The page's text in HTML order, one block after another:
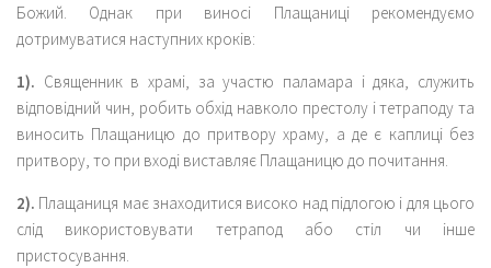
Божий. Однак при виносі Плащаниці рекомендуємо
дотримуватися наступних кроків:
1). Священник в храмі, за участю паламара і дяка, служить
відповідний чин, робить обхід навколо престолу і тетраподу та
виносить Плащаницю до притвору храму, а де є каплиці без
притвору, то при вході виставляє Плащаницю до почитання.
2). Плащаниця має знаходитися високо над підлогою і для цього
слід використовувати тетрапод або стіл чи інше
пристосування.